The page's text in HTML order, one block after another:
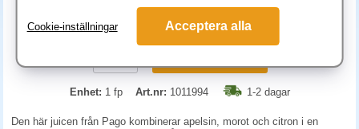
232.10 kr (inkl. moms)
Enhet: 1 fp Art.nr: 1011994 1-2 dagar
Den här juicen från Pago kombinerar apelsin, morot och citron i en
Cookie-inställningar Acceptera alla